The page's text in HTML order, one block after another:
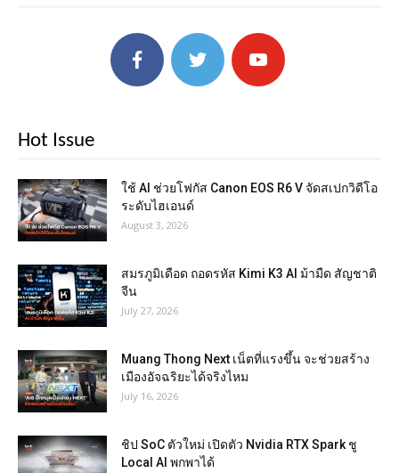
Hot Issue
ใช้ AI ช่วยโฟกัส Canon EOS R6 V จัดสเปกวิดีโอ
ระดับไฮเอนด์
August 3, 2026
สมรภูมิเดือด ถอดรหัส Kimi K3 AI ม้ามืด สัญชาติ
จีน
July 27, 2026
Muang Thong Next เน็ตที่แรงขึ้น จะช่วยสร้าง
เมืองอัจฉริยะได้จริงไหม
July 16, 2026
ชิป SoC ตัวใหม่ เปิดตัว Nvidia RTX Spark ชู
Local AI พกพาได้